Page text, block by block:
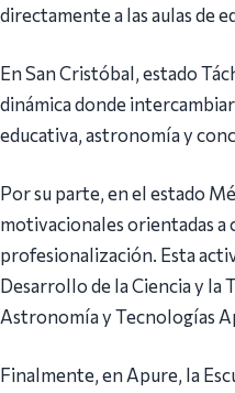
directamente a las aulas de
En San Cristóbal, estado
dinámica donde
educativa, astronomía y
Por su parte, en el estado
motivacionales orientadas a
profesionalización. Esta
Desarrollo de la Ciencia y la
Astronomía y Tecnologías
Finalmente, en Apure, la